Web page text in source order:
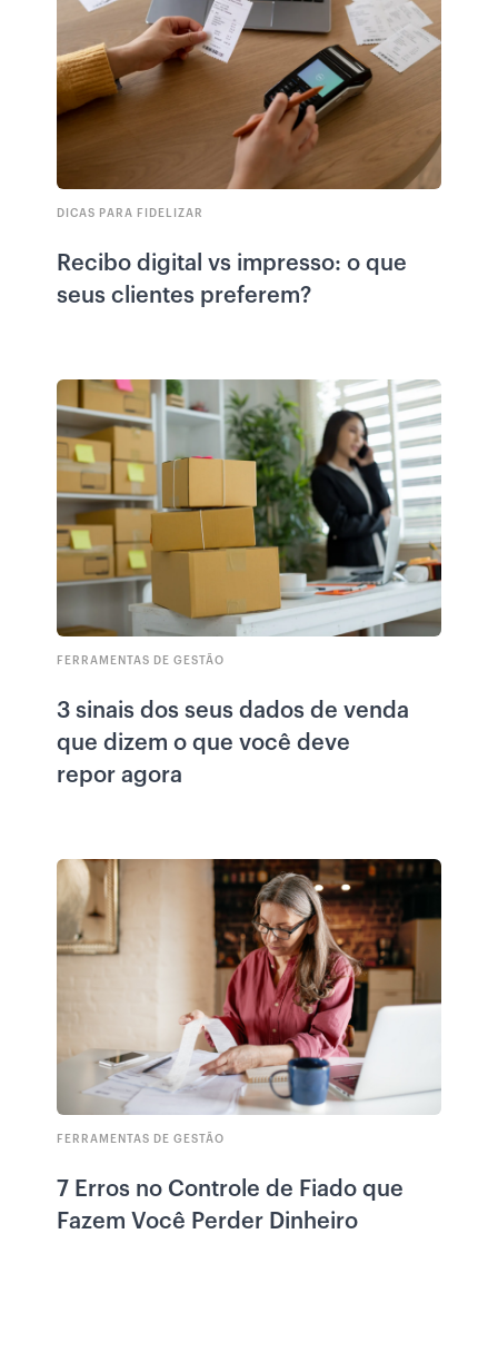
DICAS PARA FIDELIZAR
Recibo digital vs impresso: o que
seus clientes preferem?
FERRAMENTAS DE GESTÃO
3 sinais dos seus dados de venda
que dizem o que você deve
repor agora
FERRAMENTAS DE GESTÃO
7 Erros no Controle de Fiado que
Fazem Você Perder Dinheiro